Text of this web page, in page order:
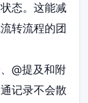
态。这能减
转流程的团
@提及和附
记录不会散